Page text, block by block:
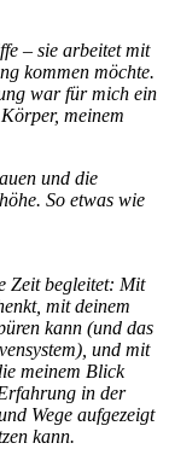
– sie arbeitet mit
kommen möchte.
war für mich ein
meinem
und die
So etwas wie
Zeit begleitet: Mit
mit deinem
kann (und das
und mit
meinem Blick
in der
Wege aufgezeigt
kann.